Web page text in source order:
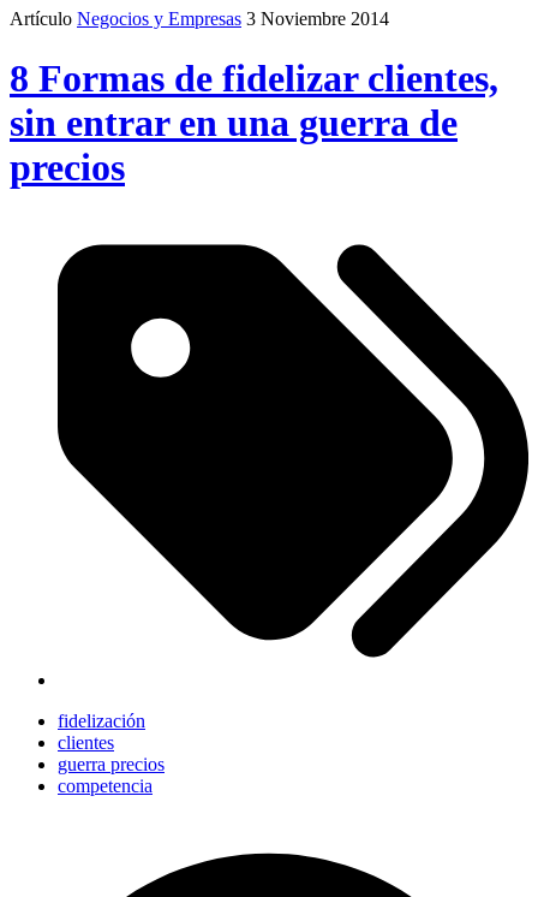
Artículo Negocios y Empresas 3 Noviembre 2014
8 Formas de fidelizar clientes,
sin entrar en una guerra de
precios
fidelización
clientes
guerra precios
competencia